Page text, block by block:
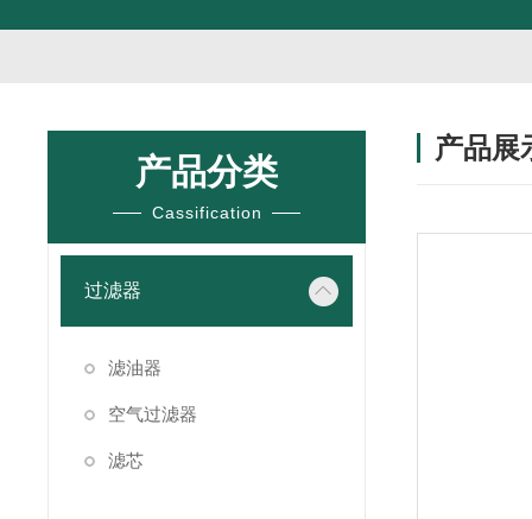
产品分类
Cassification
过滤器
滤油器
空气过滤器
滤芯
产品展